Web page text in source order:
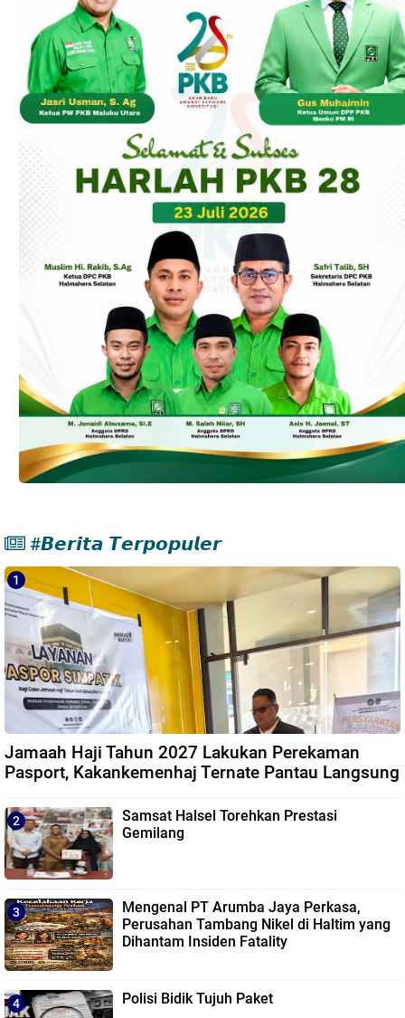
#𝘽𝙚𝙧𝙞𝙩𝙖 𝙏𝙚𝙧𝙥𝙤𝙥𝙪𝙡𝙚𝙧
Jamaah Haji Tahun 2027 Lakukan Perekaman
Pasport, Kakankemenhaj Ternate Pantau Langsung
Samsat Halsel Torehkan Prestasi
Gemilang
Mengenal PT Arumba Jaya Perkasa,
Perusahan Tambang Nikel di Haltim yang
Dihantam Insiden Fatality
Polisi Bidik Tujuh Paket